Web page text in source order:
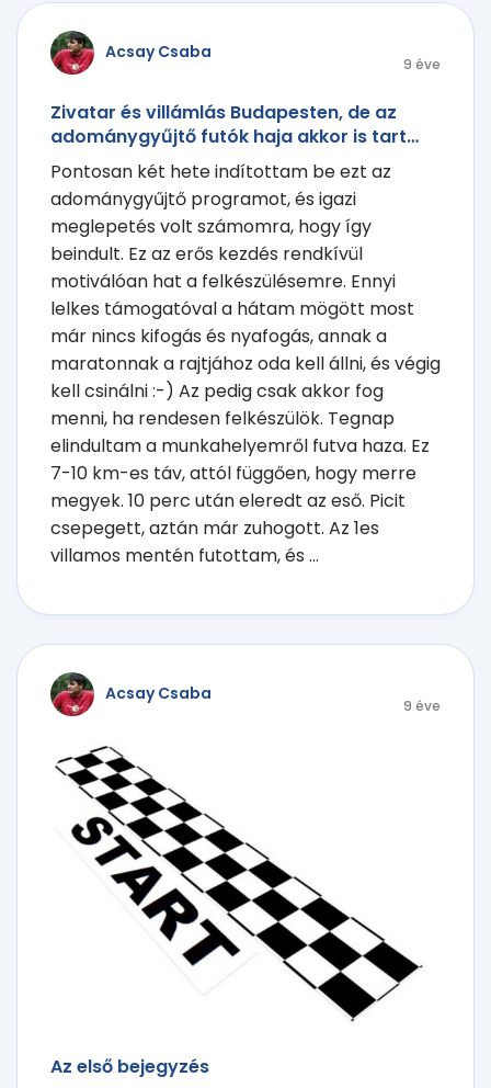
Acsay Csaba
9 éve
Zivatar és villámlás Budapesten, de az
adománygyűjtő futók haja akkor is tart…
Pontosan két hete indítottam be ezt az
adománygyűjtő programot, és igazi
meglepetés volt számomra, hogy így
beindult. Ez az erős kezdés rendkívül
motiválóan hat a felkészülésemre. Ennyi
lelkes támogatóval a hátam mögött most
már nincs kifogás és nyafogás, annak a
maratonnak a rajtjához oda kell állni, és végig
kell csinálni :-) Az pedig csak akkor fog
menni, ha rendesen felkészülök. Tegnap
elindultam a munkahelyemről futva haza. Ez
7-10 km-es táv, attól függően, hogy merre
megyek. 10 perc után eleredt az eső. Picit
csepegett, aztán már zuhogott. Az 1es
villamos mentén futottam, és ...
Acsay Csaba
9 éve
Az első bejegyzés